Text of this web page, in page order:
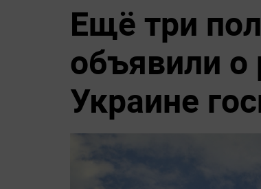
Ещё три
объявили о
Украине